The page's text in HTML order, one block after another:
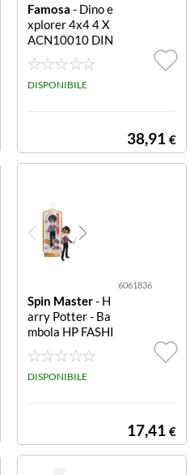
Famosa - Dino e
xplorer 4x4 4 X
ACN10010 DIN
O EXPLORER 4
X 4
DISPONIBILE
38,91 €
6061836
Spin Master- H
arry Potter - Ba
mbola HP FASHI
ON DOLL 6061
836 HP Fashion
Doll Harry
DISPONIBILE
17,41 €